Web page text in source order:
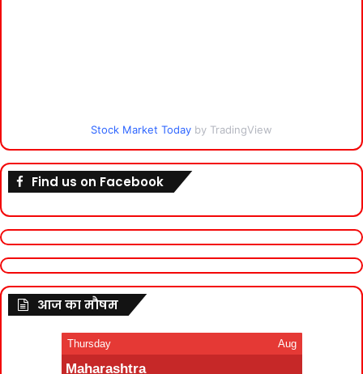
Stock Market Today by TradingView
Find us on Facebook
आज का मौषम
Thursday Aug
Maharashtra